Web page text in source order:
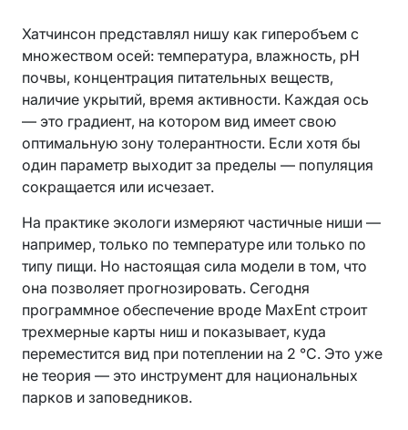
Хатчинсон представлял нишу как гиперобъем с
множеством осей: температура, влажность, pH
почвы, концентрация питательных веществ,
наличие укрытий, время активности. Каждая ось
— это градиент, на котором вид имеет свою
оптимальную зону толерантности. Если хотя бы
один параметр выходит за пределы — популяция
сокращается или исчезает.
На практике экологи измеряют частичные ниши —
например, только по температуре или только по
типу пищи. Но настоящая сила модели в том, что
она позволяет прогнозировать. Сегодня
программное обеспечение вроде MaxEnt строит
трехмерные карты ниш и показывает, куда
переместится вид при потеплении на 2 °C. Это уже
не теория — это инструмент для национальных
парков и заповедников.